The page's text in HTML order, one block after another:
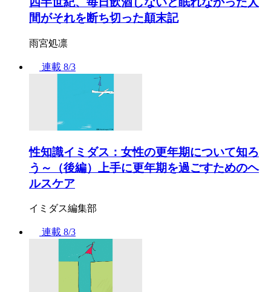
間がそれを断ち切った顛末記
雨宮処凛
連載 8/3
性知識イミダス：女性の更年期について知ろ
う～（後編）上手に更年期を過ごすためのヘ
ルスケア
イミダス編集部
連載 8/3